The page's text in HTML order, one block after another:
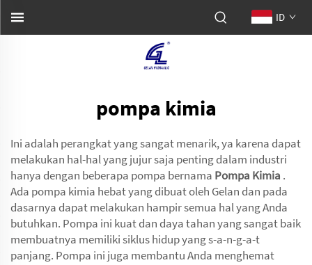
ID
pompa kimia
Ini adalah perangkat yang sangat menarik, ya karena dapat
melakukan hal-hal yang jujur saja penting dalam industri
hanya dengan beberapa pompa bernama Pompa Kimia .
Ada pompa kimia hebat yang dibuat oleh Gelan dan pada
dasarnya dapat melakukan hampir semua hal yang Anda
butuhkan. Pompa ini kuat dan daya tahan yang sangat baik
membuatnya memiliki siklus hidup yang s-a-n-g-a-t
panjang. Pompa ini juga membantu Anda menghemat